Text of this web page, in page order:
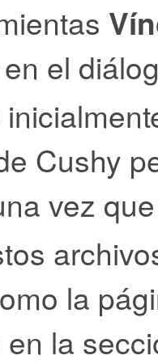
en el
Cushy
vez
la
la